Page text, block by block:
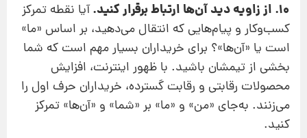
10. از زاویه دید آن‌ها ارتباط برقرار کنید.
آیا نقطه تمرکز
کسب‌وکار و پیام‌هایی که انتقال می‌دهید، بر اساس «ما»
است یا «آن‌ها»؟ برای خریداران بسیار مهم است که شما
بخشی از تیمشان باشید. با ظهور اینترنت، افزایش
محصولات رقابتی و رقابت گسترده، خریداران حرف اول را
می‌زنند. به‌جای «من» و «ما» بر «شما» و «آن‌ها» تمرکز
کنید.